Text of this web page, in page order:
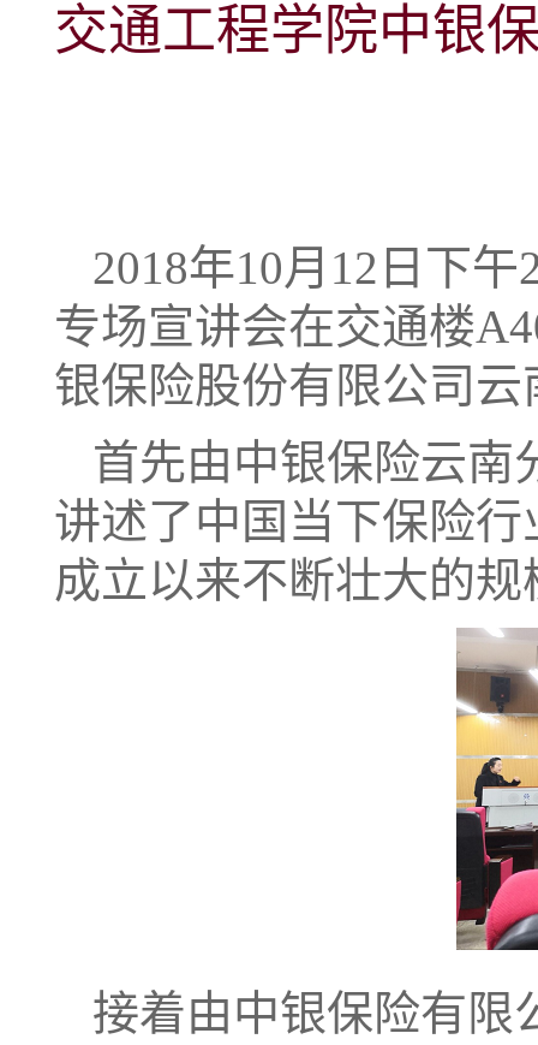
交通工程学院中银
2018年10月12日下
专场宣讲会在交通楼
银保险股份有限公司
首先由中银保险云南
讲述了中国当下保险
成立以来不断壮大的
接着由中银保险有限